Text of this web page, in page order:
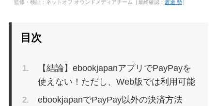
監修・検証：ネットオフ オウンドメディアチーム［最終確認： 渡邊 勢］
目次
【結論】ebookjapanアプリでPayPayを
使えない！ただし、Web版では利用可能
ebookjapanでPayPay以外の決済方法